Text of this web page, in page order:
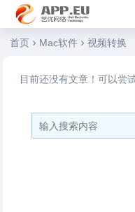
艺优软件乐园
首页 Mac软件 视频转换
目前还没有文章！可以尝